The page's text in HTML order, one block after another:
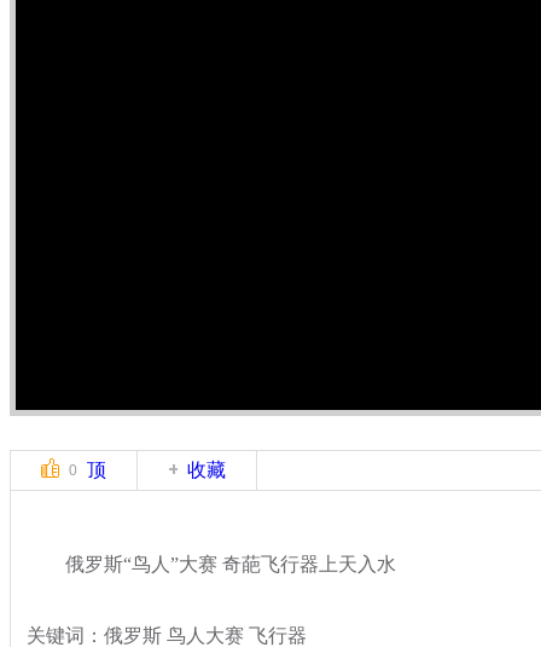
0 顶 收藏
俄罗斯“鸟人”大赛 奇葩飞行器上天入水
关键词：俄罗斯 鸟人大赛 飞行器